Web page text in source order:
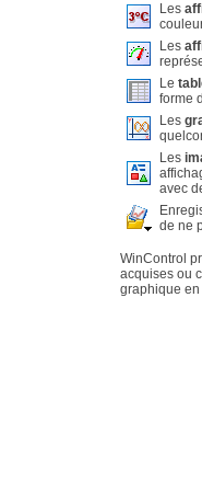
Les
Les
Le
forme
Les
Les
avec
de ne
WinControl
acquises ou
graphique en